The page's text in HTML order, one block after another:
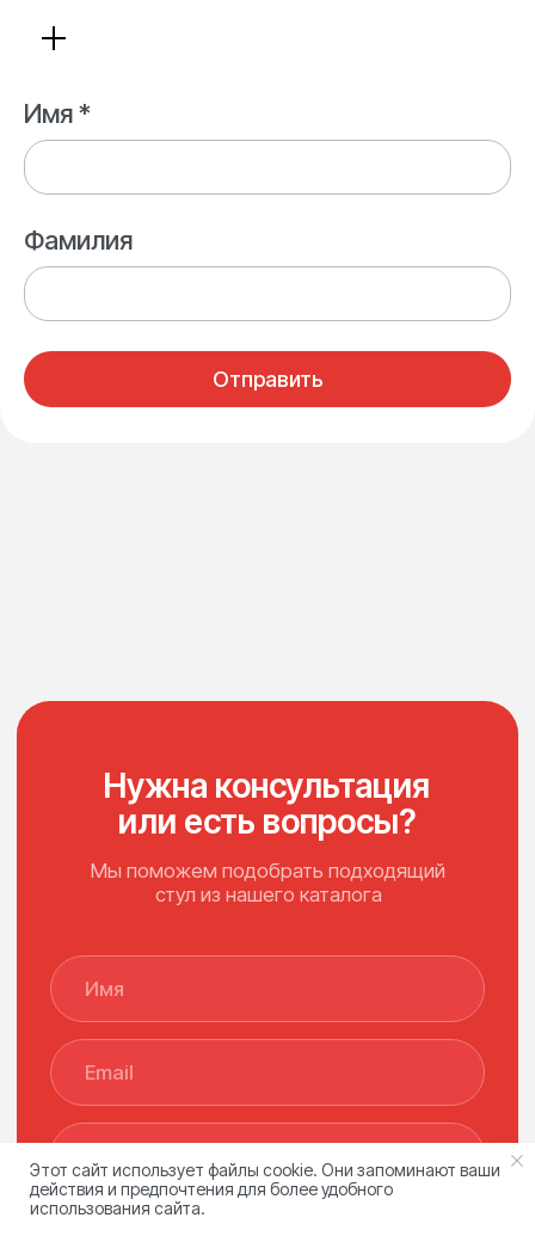
Имя *
Фамилия
Отправить
Этот сайт использует файлы cookie. Они запоминают ваши
действия и предпочтения для более удобного
использования сайта.